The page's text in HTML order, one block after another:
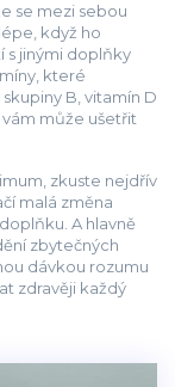
se mezi sebou
když ho
s jinými doplňky
které
B, vitamín D
může ušetřit
zkuste nejdřív
malá změna
A hlavně
zbytečných
dávkou rozumu
zdravěji každý